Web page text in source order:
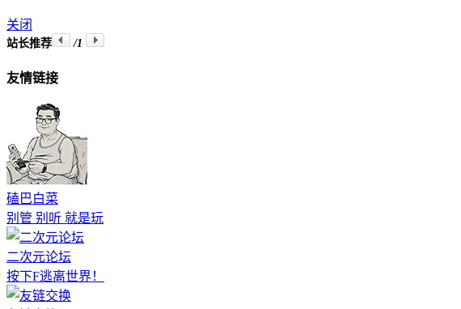
关闭
站长推荐 /1
友情链接
磕巴白菜
别管 别听 就是玩
二次元论坛
按下F逃离世界！